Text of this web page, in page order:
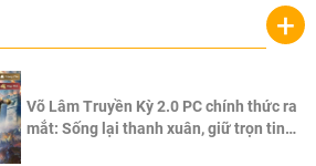
+
Võ Lâm Truyền Kỳ 2.0 PC chính thức ra
mắt: Sống lại thanh xuân, giữ trọn tinh